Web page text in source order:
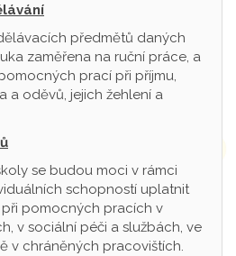
předmětů daných
zaměřena na ruční práce, a
prací při příjmu,
a oděvů, jejich žehlení a
se budou moci v rámci
schopností uplatnit
pomocných pracích v
v sociální péči a službách, ve
v chráněných pracovištích.